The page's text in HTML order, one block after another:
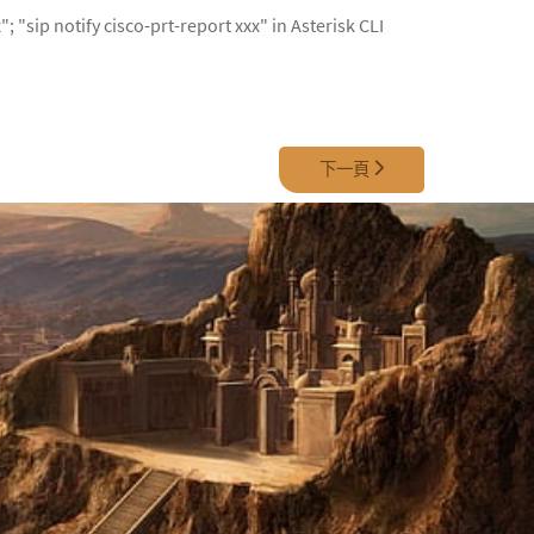
"sip notify cisco-prt-report xxx" in Asterisk CLI
下一篇文章: 02 - Setting
下一頁